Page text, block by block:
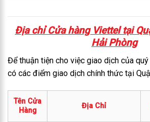
Địa chỉ Cửa hàng Viettel tại
Hải Phòng
Để thuận tiện cho việc giao dịch của
có các điểm giao dịch chính thức tại
Tên Cửa
Hàng
Địa Chỉ